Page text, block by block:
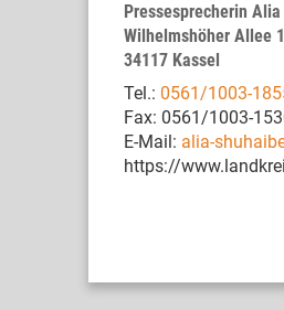
Pressesprecherin
Wilhelmshöher Allee
34117 Kassel
Tel.: 0561/1003-
Fax: 0561/1003-
E-Mail: alia-
https://